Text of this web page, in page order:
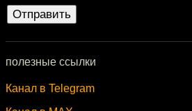
полезные ссылки
Канал в Telegram